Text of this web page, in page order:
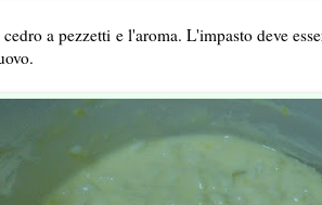
a pezzetti e l'aroma. L'impasto deve